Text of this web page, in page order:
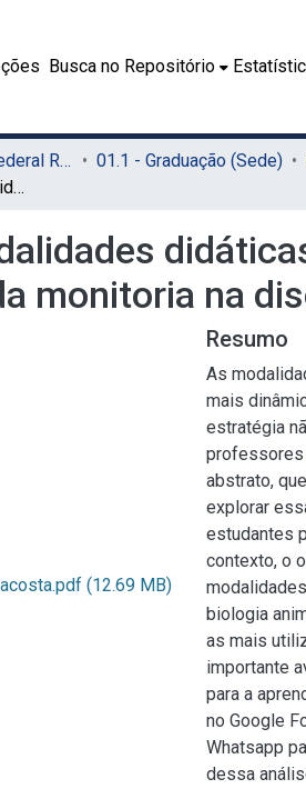
Busca no Repositório
01. Universidade Federal Rural de Pernambuco - UFRPE (Sede) 01.1 - Graduação (Sede)
O uso de modalidades didáticas na formação docente: relato de experiência da monitoria na disciplina de prática de biologia animal
monitoria na
(12.69 MB)
Resumo
As
mais
estratégia
professores
abstrato,
explorar
estudantes
contexto, o
biologia
as mais
importante
para a
no Google
Whatsapp
dessa